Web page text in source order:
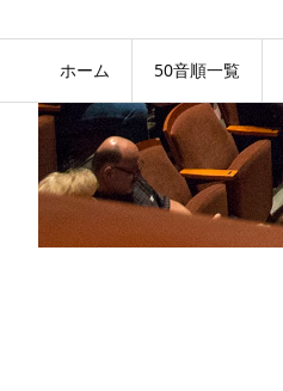
ホーム 50音順一覧